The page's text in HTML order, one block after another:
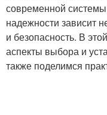
современной
надежности зависит
и безопасность. В
аспекты выбора и
также поделимся